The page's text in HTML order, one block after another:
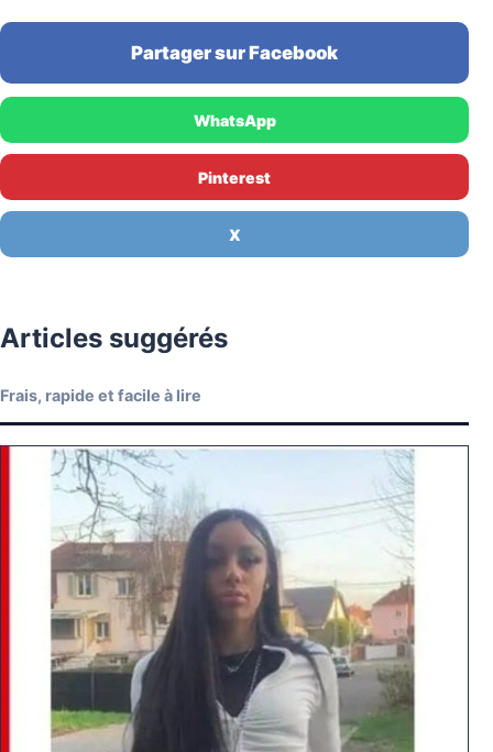
Partager sur Facebook
WhatsApp
Pinterest
X
Articles suggérés
Frais, rapide et facile à lire